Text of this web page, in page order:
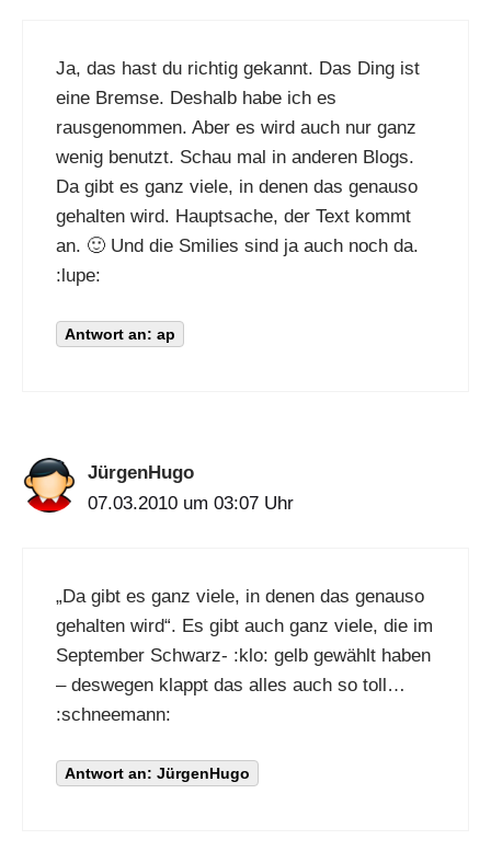
Ja, das hast du richtig gekannt. Das Ding ist
eine Bremse. Deshalb habe ich es
rausgenommen. Aber es wird auch nur ganz
wenig benutzt. Schau mal in anderen Blogs.
Da gibt es ganz viele, in denen das genauso
gehalten wird. Hauptsache, der Text kommt
an. 🙂 Und die Smilies sind ja auch noch da.
:lupe:
Antwort an: ap
JürgenHugo
07.03.2010 um 03:07 Uhr
„Da gibt es ganz viele, in denen das genauso
gehalten wird“. Es gibt auch ganz viele, die im
September Schwarz- :klo: gelb gewählt haben
– deswegen klappt das alles auch so toll…
:schneemann:
Antwort an: JürgenHugo